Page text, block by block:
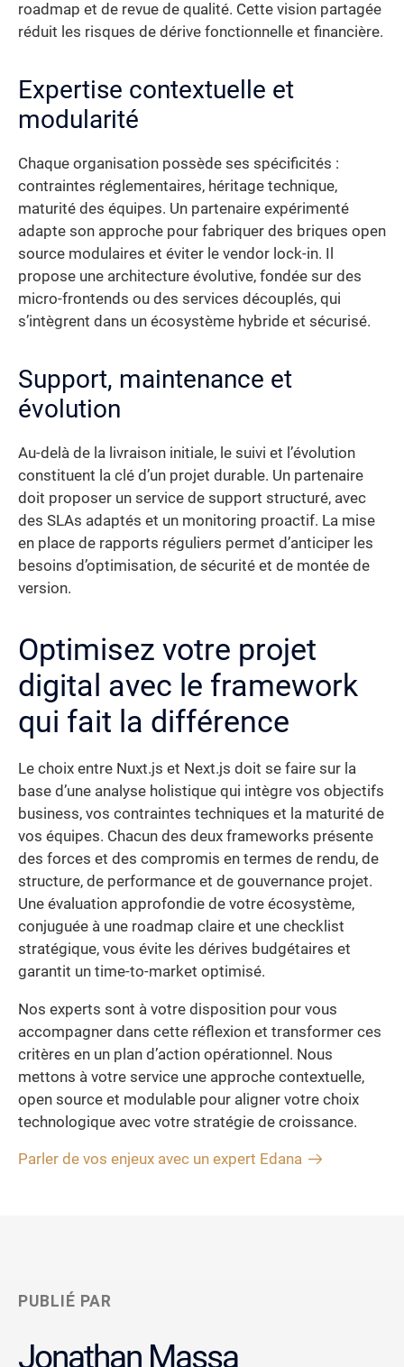
roadmap et de revue de qualité. Cette vision partagée
réduit les risques de dérive fonctionnelle et financière.
Expertise contextuelle et
modularité
Chaque organisation possède ses spécificités :
contraintes réglementaires, héritage technique,
maturité des équipes. Un partenaire expérimenté
adapte son approche pour fabriquer des briques open
source modulaires et éviter le vendor lock-in. Il
propose une architecture évolutive, fondée sur des
micro-frontends ou des services découplés, qui
s’intègrent dans un écosystème hybride et sécurisé.
Support, maintenance et
évolution
Au-delà de la livraison initiale, le suivi et l’évolution
constituent la clé d’un projet durable. Un partenaire
doit proposer un service de support structuré, avec
des SLAs adaptés et un monitoring proactif. La mise
en place de rapports réguliers permet d’anticiper les
besoins d’optimisation, de sécurité et de montée de
version.
Optimisez votre projet
digital avec le framework
qui fait la différence
Le choix entre Nuxt.js et Next.js doit se faire sur la
base d’une analyse holistique qui intègre vos objectifs
business, vos contraintes techniques et la maturité de
vos équipes. Chacun des deux frameworks présente
des forces et des compromis en termes de rendu, de
structure, de performance et de gouvernance projet.
Une évaluation approfondie de votre écosystème,
conjuguée à une roadmap claire et une checklist
stratégique, vous évite les dérives budgétaires et
garantit un time-to-market optimisé.
Nos experts sont à votre disposition pour vous
accompagner dans cette réflexion et transformer ces
critères en un plan d’action opérationnel. Nous
mettons à votre service une approche contextuelle,
open source et modulable pour aligner votre choix
technologique avec votre stratégie de croissance.
Parler de vos enjeux avec un expert Edana
PUBLIÉ PAR
Jonathan Massa